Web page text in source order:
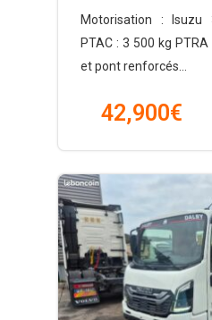
Motorisation : Isuzu
PTAC : 3 500 kg
et pont renforcés...
42,900€